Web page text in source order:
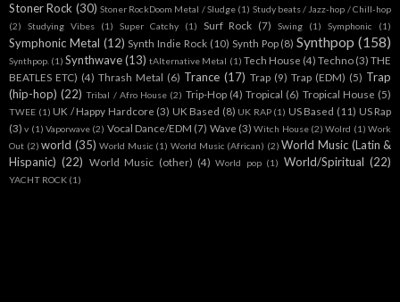
Stoner Rock (30) Stoner RockDoom Metal / Sludge (1) Study beats / Jazz-hop / Chill-hop
(2)
Studying Vibes (1) Super Catchy (1) Surf Rock (7) Swing (1) Symphonic (1)
Symphonic Metal (12) Synth Indie Rock (10) Synth Pop (8) Synthpop (158)
Synthpop. (1) Synthwave (13) tAlternative Metal (1) Tech House (4) Techno (3) THE
BEATLES ETC) (4) Thrash Metal (6) Trance (17) Trap (9) Trap (EDM) (5) Trap
(hip-hop) (22) Tribal / Afro House (2) Trip-Hop (4) Tropical (6) Tropical House (5)
TWEE (1) UK / Happy Hardcore (3) UK Based (8) UK RAP (1) US Based (11) US Rap
(3) v (1) Vaporwave (2) Vocal Dance/EDM (7) Wave (3) Witch House (2) Wolrd (1) Work
Out (2) world (35) World Music (1) World Music (African) (2) World Music (Latin &
Hispanic) (22) World Music (other) (4) World pop (1) World/Spiritual (22)
YACHT ROCK (1)